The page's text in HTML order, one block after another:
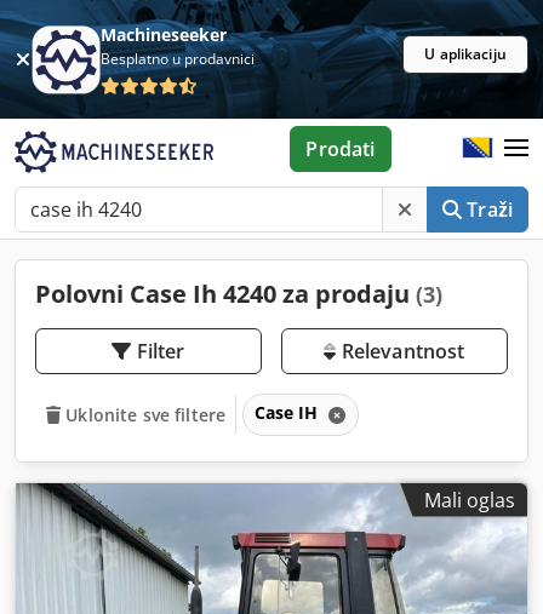
Machineseeker
Besplatno u prodavnici U aplikaciju
Traži
Prodati
Polovni Case Ih 4240 za prodaju (3)
Filter Relevantnost
Uklonite sve filtere Case IH
Mali oglas